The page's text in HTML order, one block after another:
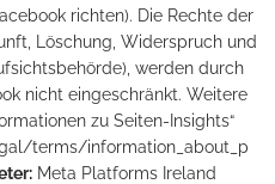
richten). Die Rechte der
Löschung, Widerspruch und
werden durch
nicht eingeschränkt. Weitere
zu Seiten-Insights“
terms/information_about_p
Meta Platforms Ireland